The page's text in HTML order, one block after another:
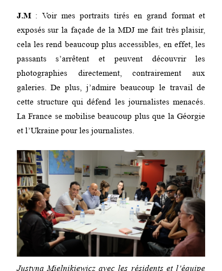
J.M : Voir mes portraits tirés en grand format et
exposés sur la façade de la MDJ me fait très plaisir,
cela les rend beaucoup plus accessibles, en effet, les
passants s’arrêtent et peuvent découvrir les
photographies directement, contrairement aux
galeries. De plus, j’admire beaucoup le travail de
cette structure qui défend les journalistes menacés.
La France se mobilise beaucoup plus que la Géorgie
et l’Ukraine pour les journalistes.
Justyna Mielnikiewicz avec les résidents et l’équipe